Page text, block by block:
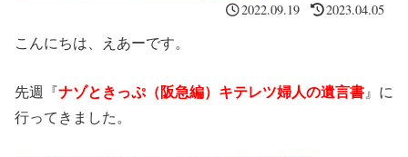
2022.09.19 2023.04.05
こんにちは、えあーです。
先週『ナゾときっぷ（阪急編）キテレツ婦人の遺言書 』に
行ってきました。